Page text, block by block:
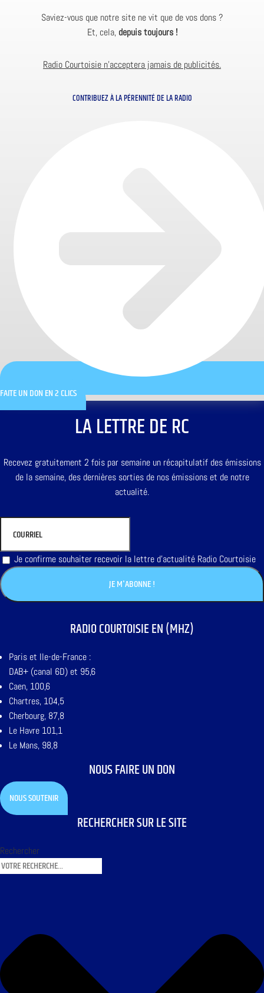
Saviez-vous que notre site ne vit que de vos dons ?
Et, cela, depuis toujours !
Radio Courtoisie n’acceptera jamais de publicités.
CONTRIBUEZ À LA PÉRENNITÉ DE LA RADIO
FAITE UN DON EN 2 CLICS
LA LETTRE DE RC
Recevez gratuitement 2 fois par semaine un récapitulatif des émissions
de la semaine, des dernières sorties de nos émissions et de notre
actualité.
Je confirme souhaiter recevoir la lettre d'actualité Radio Courtoisie
RADIO COURTOISIE EN (MHZ)
Paris et Ile-de-France :
DAB+ (canal 6D) et 95,6
Caen, 100,6
Chartres, 104,5
Cherbourg, 87,8
Le Havre 101,1
Le Mans, 98,8
NOUS FAIRE UN DON
NOUS SOUTENIR
RECHERCHER SUR LE SITE
Rechercher